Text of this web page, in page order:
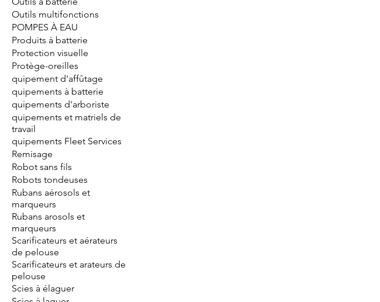
Outils multifonctions
POMPES À EAU
Produits à batterie
Protection visuelle
Protège-oreilles
quipement d'affûtage
quipements à batterie
quipements d'arboriste
quipements et matriels de
travail
quipements Fleet Services
Remisage
Robot sans fils
Robots tondeuses
Rubans aérosols et
marqueurs
Rubans arosols et
marqueurs
Scarificateurs et aérateurs
de pelouse
Scarificateurs et arateurs de
pelouse
Scies à élaguer